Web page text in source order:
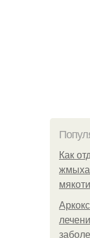
Как
мякоти